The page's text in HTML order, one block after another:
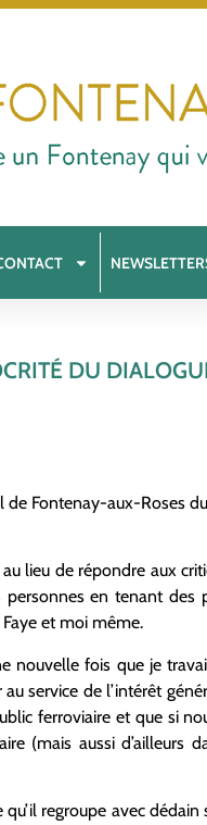
DU
Fontenay-aux-Roses du
lieu de répondre aux
en tenant des
et moi même.
nouvelle fois que je
service de l’intérêt
ferroviaire et que si
(mais aussi d’ailleurs
regroupe avec